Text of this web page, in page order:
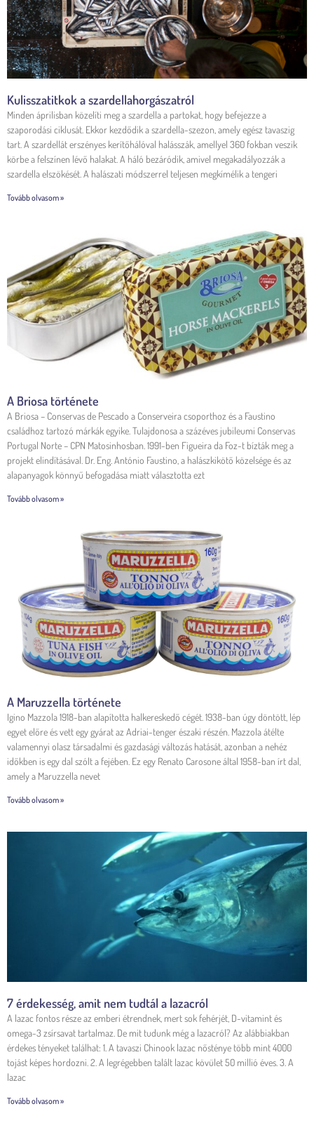
Kulisszatitkok a szardellahorgászatról
Minden áprilisban közelíti meg a szardella a partokat, hogy befejezze a
szaporodási ciklusát. Ekkor kezdődik a szardella-szezon, amely egész tavaszig
tart. A szardellát erszényes kerítőhálóval halásszák, amellyel 360 fokban veszik
körbe a felszínen lévő halakat. A háló bezáródik, amivel megakadályozzák a
szardella elszökését. A halászati módszerrel teljesen megkímélik a tengeri
Tovább olvasom »
A Briosa története
A Briosa – Conservas de Pescado a Conserveira csoporthoz és a Faustino
családhoz tartozó márkák egyike. Tulajdonosa a százéves jubileumi Conservas
Portugal Norte – CPN Matosinhosban. 1991-ben Figueira da Foz-t bízták meg a
projekt elindításával. Dr. Eng. António Faustino, a halászkikötő közelsége és az
alapanyagok könnyű befogadása miatt választotta ezt
Tovább olvasom »
A Maruzzella története
Igino Mazzola 1918-ban alapította halkereskedő cégét. 1938-ban úgy döntött, lép
egyet előre és vett egy gyárat az Adriai-tenger északi részén. Mazzola átélte
valamennyi olasz társadalmi és gazdasági változás hatását, azonban a nehéz
időkben is egy dal szólt a fejében. Ez egy Renato Carosone által 1958-ban írt dal,
amely a Maruzzella nevet
Tovább olvasom »
7 érdekesség, amit nem tudtál a lazacról
A lazac fontos része az emberi étrendnek, mert sok fehérjét, D-vitamint és
omega-3 zsírsavat tartalmaz. De mit tudunk még a lazacról? Az alábbiakban
érdekes tényeket találhat: 1. A tavaszi Chinook lazac nősténye több mint 4000
tojást képes hordozni. 2. A legrégebben talált lazac kövület 50 millió éves. 3. A
lazac
Tovább olvasom »